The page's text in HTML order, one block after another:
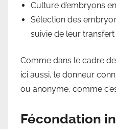
Culture d’embryons
Sélection des
suivie de leur transfert
Comme dans le cadre
ici aussi, le donneur
ou anonyme, comme
Fécondation